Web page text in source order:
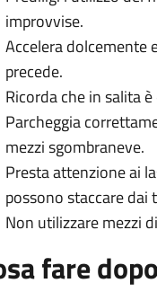
improvvise.
Accelera dolcemente
precede.
Ricorda che in salita
Parcheggia
mezzi sgombraneve.
Presta attenzione ai
possono staccare dai
Non utilizzare mezzi
fare